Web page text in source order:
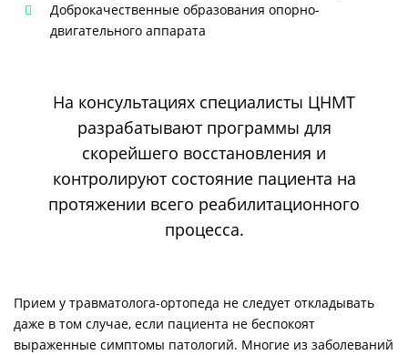
Доброкачественные образования опорно-
двигательного аппарата
На консультациях специалисты ЦНМТ
разрабатывают программы для
скорейшего восстановления и
контролируют состояние пациента на
протяжении всего реабилитационного
процесса.
Прием у травматолога-ортопеда не следует откладывать
даже в том случае, если пациента не беспокоят
выраженные симптомы патологий. Многие из заболеваний